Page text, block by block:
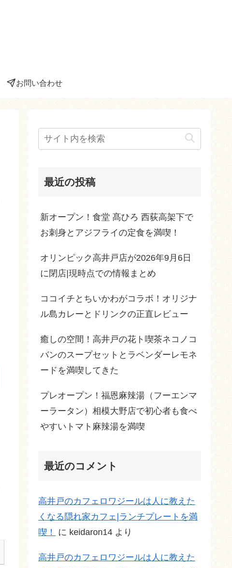
お問い合わせ
最近の投稿
新オープン！食堂 髙ひろ 西荻高架下で
お刺身とアジフライの定食を満喫！
オリンピック高井戸店が2026年9月6日
に閉店|現時点での情報まとめ
ココイチとちいかわがコラボ！オリジナ
ル島カレーとドリンクの正直レビュー
癒しの空間！高井戸の花ト喫茶ネコノコ
バンのスープセットとラベンダーレモネ
ードを満喫してきた
プレオープン！福恩麻辣湯（フーエンマ
ーラータン）相模大野店で初心者も食べ
やすいトマト麻辣湯を満喫
最近のコメント
高井戸のカフェロワジールは人に教えた
くなる隠れ家カフェ|ランチプレートを満
喫！
に keidaron14 より
高井戸のカフェロワジールは人に教えた